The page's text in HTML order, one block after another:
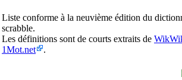
Liste conforme à la neuvième édition du
scrabble.
Les définitions sont de courts extraits de
1Mot.net
.